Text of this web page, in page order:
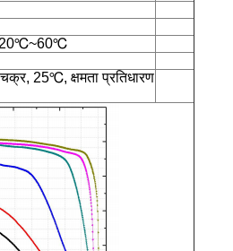
-20℃~60℃
25℃, क्षमता प्रतिधारण